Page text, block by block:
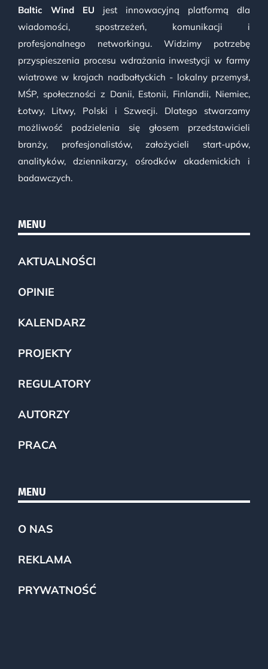
Baltic Wind EU jest innowacyjną platformą dla
wiadomości, spostrzeżeń, komunikacji i
profesjonalnego networkingu. Widzimy potrzebę
przyspieszenia procesu wdrażania inwestycji w farmy
wiatrowe w krajach nadbałtyckich - lokalny przemysł,
MŚP, społeczności z Danii, Estonii, Finlandii, Niemiec,
Łotwy, Litwy, Polski i Szwecji. Dlatego stwarzamy
możliwość podzielenia się głosem przedstawicieli
branży, profesjonalistów, założycieli start-upów,
analityków, dziennikarzy, ośrodków akademickich i
badawczych.
MENU
AKTUALNOŚCI
OPINIE
KALENDARZ
PROJEKTY
REGULATORY
AUTORZY
PRACA
MENU
O NAS
REKLAMA
PRYWATNOŚĆ